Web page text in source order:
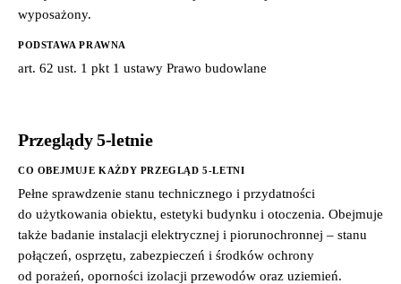
wyposażony.
PODSTAWA PRAWNA
art. 62 ust. 1 pkt 1 ustawy Prawo budowlane
Przeglądy 5-letnie
CO OBEJMUJE KAŻDY PRZEGLĄD 5-LETNI
Pełne sprawdzenie stanu technicznego i przydatności
do użytkowania obiektu, estetyki budynku i otoczenia. Obejmuje
także badanie instalacji elektrycznej i piorunochronnej – stanu
połączeń, osprzętu, zabezpieczeń i środków ochrony
od porażeń, oporności izolacji przewodów oraz uziemień.